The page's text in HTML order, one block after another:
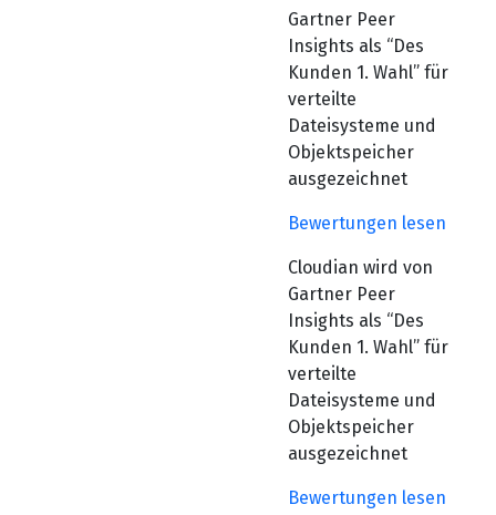
Gartner Peer
Insights als “Des
Kunden 1. Wahl” für
verteilte
Dateisysteme und
Objektspeicher
ausgezeichnet
Bewertungen lesen
Cloudian wird von
Gartner Peer
Insights als “Des
Kunden 1. Wahl” für
verteilte
Dateisysteme und
Objektspeicher
ausgezeichnet
Bewertungen lesen